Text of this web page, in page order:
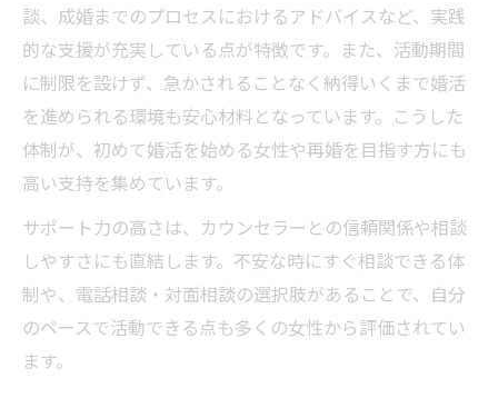
談、成婚までのプロセスにおけるアドバイスなど、実践
的な支援が充実している点が特徴です。また、活動期間
に制限を設けず、急かされることなく納得いくまで婚活
を進められる環境も安心材料となっています。こうした
体制が、初めて婚活を始める女性や再婚を目指す方にも
高い支持を集めています。
サポート力の高さは、カウンセラーとの信頼関係や相談
しやすさにも直結します。不安な時にすぐ相談できる体
制や、電話相談・対面相談の選択肢があることで、自分
のペースで活動できる点も多くの女性から評価されてい
ます。